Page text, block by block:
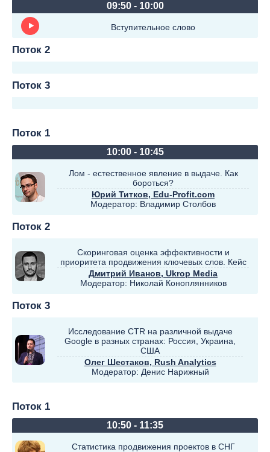
09:50 - 10:00
Вступительное слово
Поток 2
Поток 3
Поток 1
10:00 - 10:45
Лом - естественное явление в выдаче. Как
бороться?
Юрий Титков, Edu-Profit.com
Модератор: Владимир Столбов
Поток 2
Скоринговая оценка эффективности и
приоритета продвижения ключевых слов. Кейс
Дмитрий Иванов, Ukrop Media
Модератор: Николай Коноплянников
Поток 3
Исследование CTR на различной выдаче
Google в разных странах: Россия, Украина,
США
Олег Шестаков, Rush Analytics
Модератор: Денис Нарижный
Поток 1
10:50 - 11:35
Статистика продвижения проектов в СНГ